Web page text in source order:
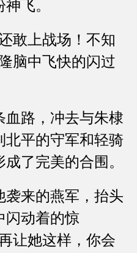
飞。
上战场！不知
脑中飞快的闪过
路，冲去与朱棣
北平的守军和轻骑
了完美的合围。
来的燕军，抬头
闪动着的惊
让她这样，你会